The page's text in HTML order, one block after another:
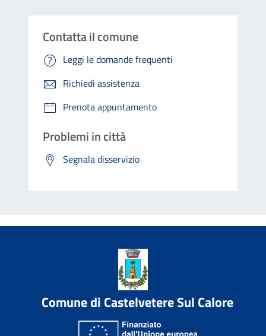
Contatta il comune
Leggi le domande frequenti
Richiedi assistenza
Prenota appuntamento
Problemi in città
Segnala disservizio
Comune di Castelvetere Sul Calore